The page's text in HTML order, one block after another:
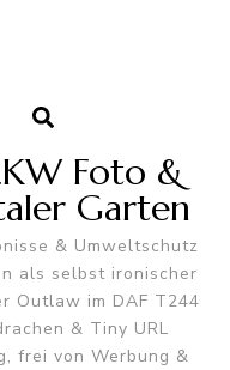
Foto &
Garten
& Umweltschutz
als selbst ironischer
Outlaw im DAF T244
& Tiny URL
frei von Werbung &